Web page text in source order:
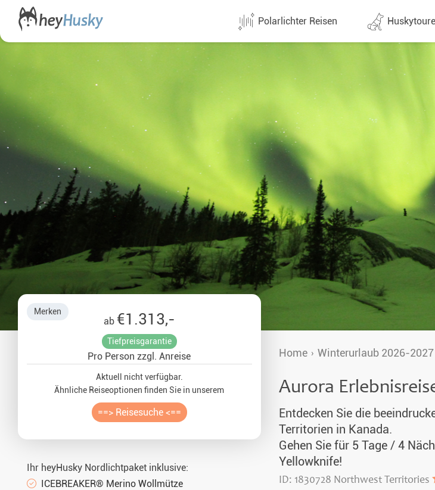
Polarlichter Reisen
Direktflüge
Norwegen
Schweden
Finnland
Alaska
Yukon
Yellowknife
Glasiglus & Spezialunterkünfte
Silvester unter Nordlichtern 2026-2027
Winterurlaub 2026-2027
Weihnachten 2026
Alle Termine (632)
Günstige 1
Lappland &
Finnland
Schweden
Norwegen
Yukon
Alaska
Singlereisen
Huskytouren mit
Wildnistouren von
Husky Wochenende
Deutschsprachige
Merken
ab €1.313,-
Tiefpreisgarantie
Pro Person zzgl. Anreise
Aktuell nicht verfügbar.
Ähnliche Reiseoptionen finden Sie in unserem
==> Reisesuche <==
Ihr heyHusky Nordlichtpaket inklusive:
ICEBREAKER® Merino Wollmütze
Home Winterurlaub 2026-2027
Aurora
Entdecken Sie die
Territorien in Kanada.
Gehen Sie für 5 Tage / 4
Yellowknife!
ID: 1830728 Northwest Territories